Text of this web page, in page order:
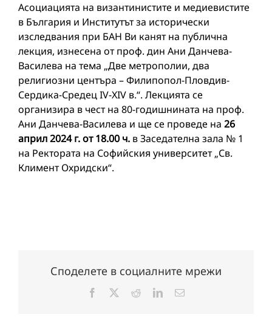
Асоциацията на византинистите и медиевистите
в България и Институтът за исторически
изследвания при БАН Ви канят на публична
лекция, изнесена от проф. дин Ани Данчева-
Василева на тема „Две метрополии, два
религиозни центъра – Филипопол-Пловдив-
Сердика-Средец IV-ХIV в.“. Лекцията се
организира в чест на 80-годишнината на проф.
Ани Данчева-Василева и ще се проведе на 26
април 2024 г. от 18.00 ч. в Заседателна зала № 1
на Ректората на Софийския университет „Св.
Климент Охридски“.
Споделете в социалните мрежи
Facebook RedditLinkedInЕлектронна